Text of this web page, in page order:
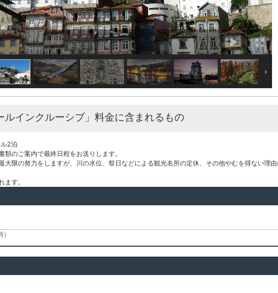
ルインクルーシブ」料金に含まれるもの
2泊
のご案内で最終日程をお送りします。
大限の努力をしますが、川の水位、祭日などによる観光名所の定休、その他やむを得ない理
す。